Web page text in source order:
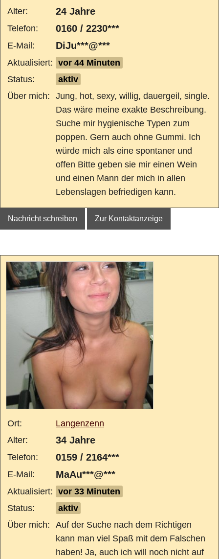
Alter:
24 Jahre
Telefon: 0160 / 2230***
E-Mail: DiJu***@***
Aktualisiert: vor 44 Minuten
Status:
aktiv
Über mich:
Jung, hot, sexy, willig, dauergeil, single.
Das wäre meine exakte Beschreibung.
Suche mir hygienische Typen zum
poppen. Gern auch ohne Gummi. Ich
würde mich als eine spontaner und
offen Bitte geben sie mir einen Wein
und einen Mann der mich in allen
Lebenslagen befriedigen kann.
Nachricht schreiben Zur Kontaktanzeige
Ort:
Langenzenn
Alter:
34 Jahre
Telefon: 0159 / 2164***
E-Mail: MaAu***@***
Aktualisiert: vor 33 Minuten
Status:
aktiv
Über mich:
Auf der Suche nach dem Richtigen
kann man viel Spaß mit dem Falschen
haben! Ja, auch ich will noch nicht auf